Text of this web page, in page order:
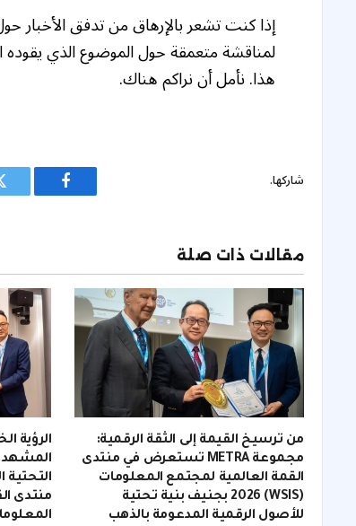
إذا كنت تشعر بالإرهاق من تدفق الأخبار
لمناقشة متعمقة حول الموضوع الذي يقوده
هذا. نأمل أن نراكم هناك.
شاركها.
فيسبوك
مقالات ذات صلة
من ترسيخ القيمة إلى الثقة الرقمية:
مجموعة METRA تستعرض في منتدى
القمة العالمية لمجتمع المعلومات
(WSIS) 2026 بجنيف بنية تحتية
للأصول الرقمية المدعومة بالذهب
الرؤية
المشهد
التحتية
منتدى